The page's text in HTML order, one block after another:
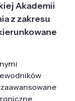
Akademii
z zakresu